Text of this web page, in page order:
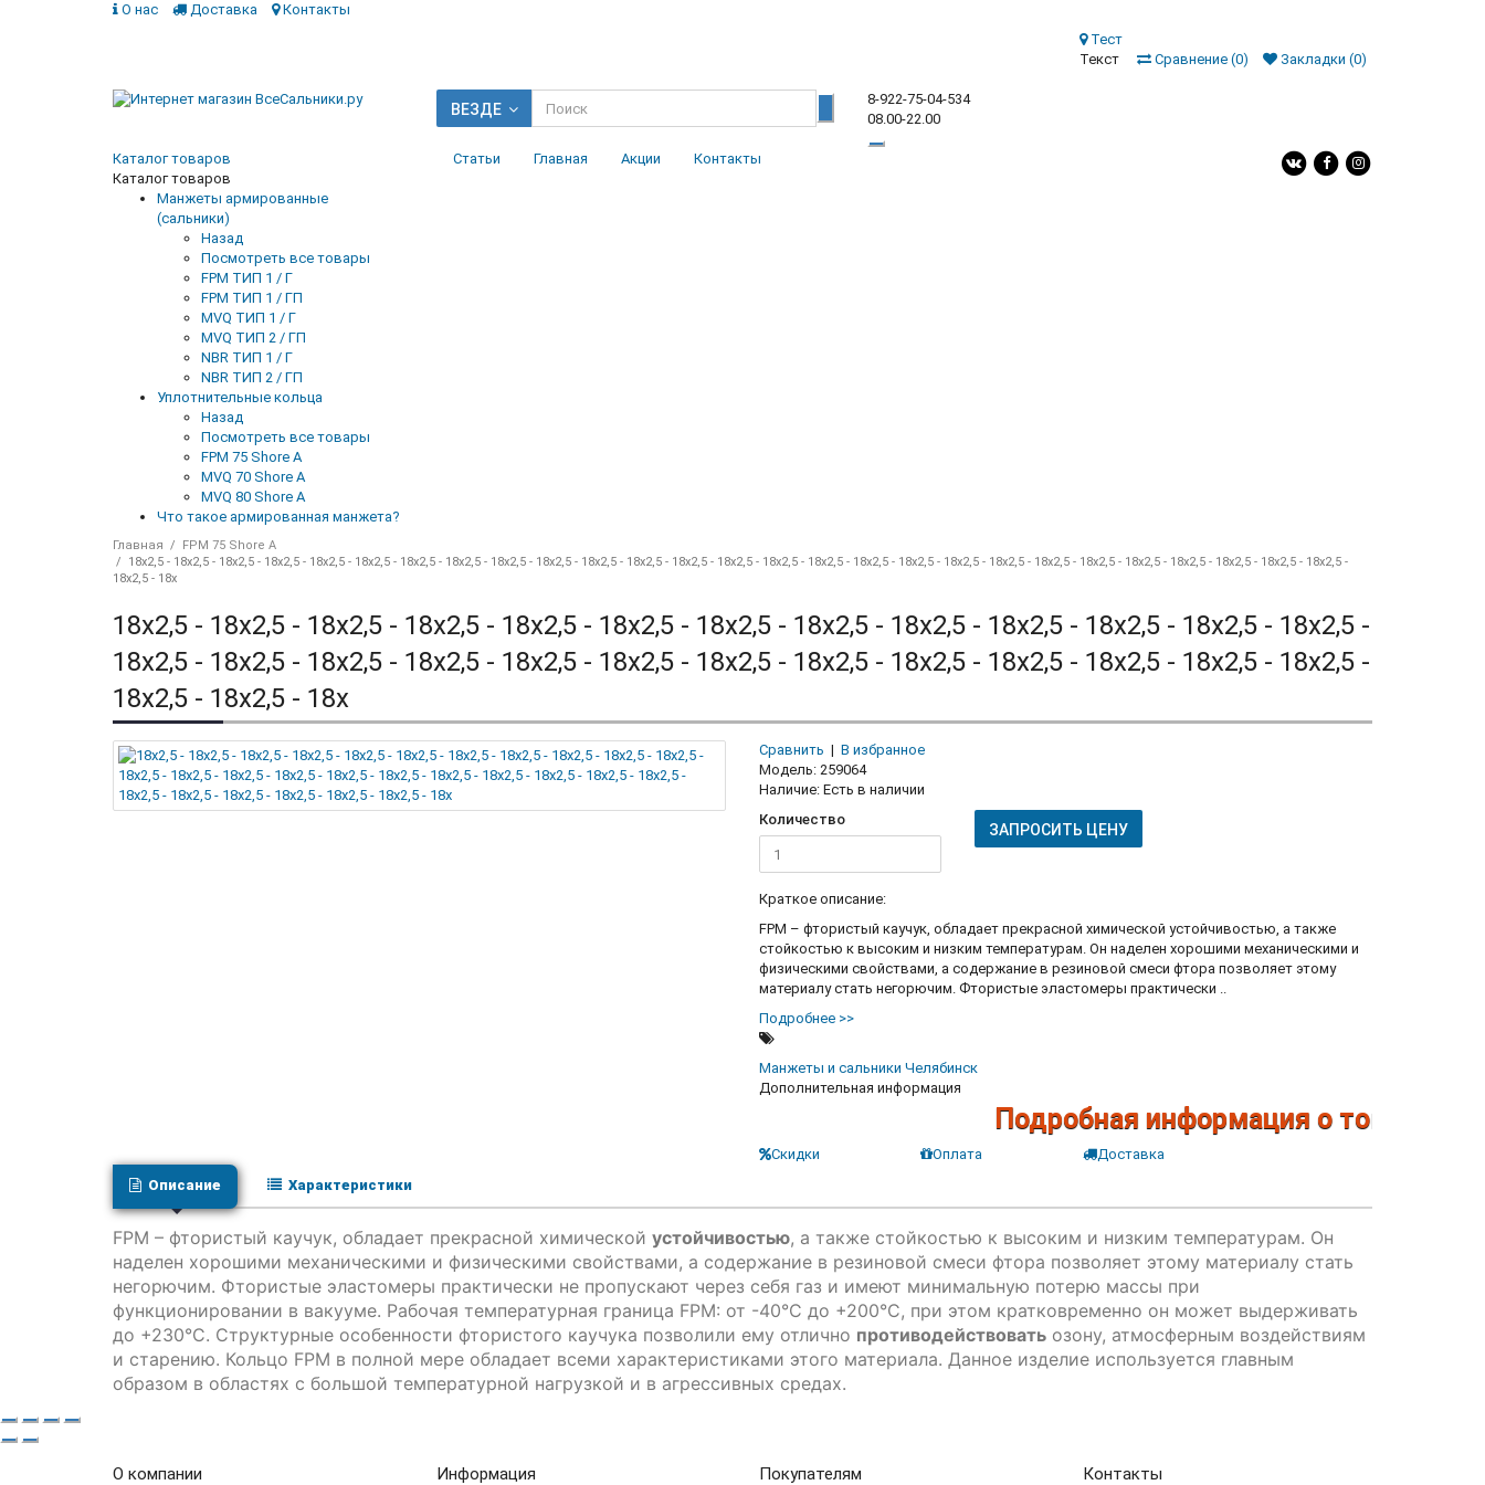
О нас Доставка
Контакты
Тест
Текст
Сравнение (0) Закладки (0)
ВЕЗДЕ
8-922-75-04-534
08.00-22.00
Каталог товаров
Каталог товаров
Манжеты армированные
(сальники)
Назад
Посмотреть все товары
FPM ТИП 1 / Г
FPM ТИП 1 / ГП
MVQ ТИП 1 / Г
MVQ ТИП 2 / ГП
NBR ТИП 1 / Г
NBR ТИП 2 / ГП
Уплотнительные кольца
Назад
Посмотреть все товары
FPM 75 Shore A
MVQ 70 Shore A
MVQ 80 Shore A
Что такое армированная манжета?
Статьи Главная Акции Контакты
Главная
FPM 75 Shore A
18x2,5 - 18x2,5 - 18x2,5 - 18x2,5 - 18x2,5 - 18x2,5 - 18x2,5 - 18x2,5 - 18x2,5 - 18x2,5 - 18x2,5 - 18x2,5 - 18x2,5 - 18x2,5 - 18x2,5 - 18x2,5 - 18x2,5 - 18x2,5 - 18x2,5 - 18x2,5 - 18x2,5 - 18x2,5 - 18x2,5 - 18x2,5 - 18x2,5 - 18x2,5 - 18x2,5 -
18x2,5 - 18x
18x2,5 - 18x2,5 - 18x2,5 - 18x2,5 - 18x2,5 - 18x2,5 - 18x2,5 - 18x2,5 - 18x2,5 - 18x2,5 - 18x2,5 - 18x2,5 - 18x2,5 -
18x2,5 - 18x2,5 - 18x2,5 - 18x2,5 - 18x2,5 - 18x2,5 - 18x2,5 - 18x2,5 - 18x2,5 - 18x2,5 - 18x2,5 - 18x2,5 - 18x2,5 -
18x2,5 - 18x2,5 - 18x
Сравнить | В избранное
Модель: 259064
Наличие: Есть в наличии
Количество
ЗАПРОСИТЬ ЦЕНУ
Краткое описание:
FPM – фтористый каучук, обладает прекрасной химической устойчивостью, а также
стойкостью к высоким и низким температурам. Он наделен хорошими механическими и
физическими свойствами, а содержание в резиновой смеси фтора позволяет этому
материалу стать негорючим. Фтористые эластомеры практически ..
Подробнее >>
Манжеты и сальники Челябинск
Дополнительная информация
Подробная информация о товарах по
Скидки Оплата
Доставка
Описание
Характеристики
FPM – фтористый каучук, обладает прекрасной химической устойчивостью, а также стойкостью к высоким и низким температурам. Он
наделен хорошими механическими и физическими свойствами, а содержание в резиновой смеси фтора позволяет этому материалу стать
негорючим. Фтористые эластомеры практически не пропускают через себя газ и имеют минимальную потерю массы при
функционировании в вакууме. Рабочая температурная граница FPM: от -40°C до +200°C, при этом кратковременно он может выдерживать
до +230°C. Структурные особенности фтористого каучука позволили ему отлично противодействовать озону, атмосферным воздействиям
и старению. Кольцо FPM в полной мере обладает всеми характеристиками этого материала. Данное изделие используется главным
образом в областях с большой температурной нагрузкой и в агрессивных средах.
О компании Информация Покупателям Контакты